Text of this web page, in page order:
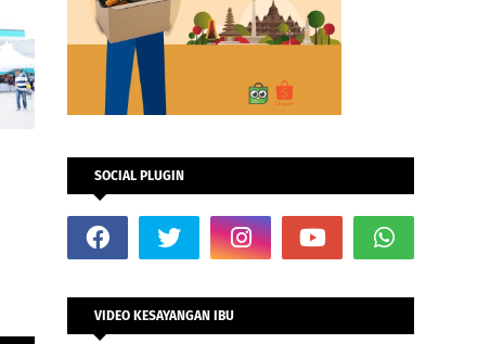
SOCIAL PLUGIN
VIDEO KESAYANGAN IBU